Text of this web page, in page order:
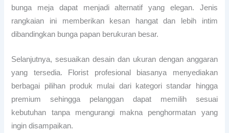
bunga meja dapat menjadi alternatif yang elegan. Jenis
rangkaian ini memberikan kesan hangat dan lebih intim
dibandingkan bunga papan berukuran besar.
Selanjutnya, sesuaikan desain dan ukuran dengan anggaran
yang tersedia. Florist profesional biasanya menyediakan
berbagai pilihan produk mulai dari kategori standar hingga
premium sehingga pelanggan dapat memilih sesuai
kebutuhan tanpa mengurangi makna penghormatan yang
ingin disampaikan.